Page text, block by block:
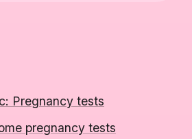
Pregnancy tests
pregnancy tests